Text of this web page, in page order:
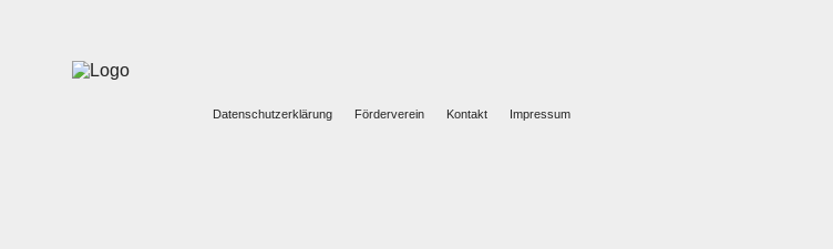
Impressum
Kontakt
Förderverein
Datenschutzerklärung